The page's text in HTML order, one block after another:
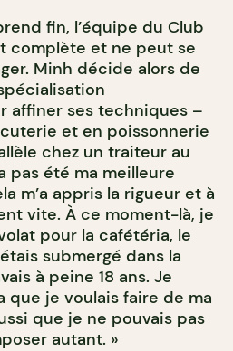
fin, l’équipe du Club
complète et ne peut se
Minh décide alors de
affiner ses techniques –
et en poissonnerie
chez un traiteur au
pas été ma meilleure
m’a appris la rigueur et à
vite. À ce moment-là, je
pour la cafétéria, le
submergé dans la
à peine 18 ans. Je
que je voulais faire de ma
que je ne pouvais pas
autant. »